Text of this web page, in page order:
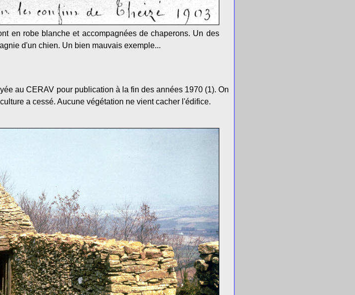
en robe blanche et accompagnées de chaperons. Un des
d'un chien. Un bien mauvais exemple...
au CERAV pour publication à la fin des années 1970 (1). On
a cessé. Aucune végétation ne vient cacher l'édifice.